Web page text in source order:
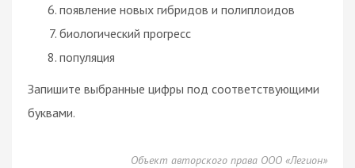
появление новых гибридов и полиплоидов
биологический прогресс
популяция
Запишите выбранные цифры под соответствующими
буквами.
Объект авторского права ООО «Легион»